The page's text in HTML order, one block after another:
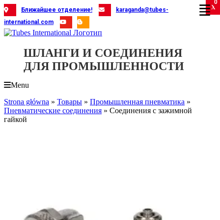
Skip
to
content
Ближайшее отделение!
karaganda@tubes-
international.com
ШЛАНГИ И СОЕДИНЕНИЯ
ДЛЯ ПРОМЫШЛЕННОСТИ
Menu
Strona główna » Товары » Промышленная пневматика »
Пневматические соединения » Соединения с зажимной
гайкой
0
X
X
X
X
X
X
X
X
X
X
X
X
X
X
X
X
X
X
X